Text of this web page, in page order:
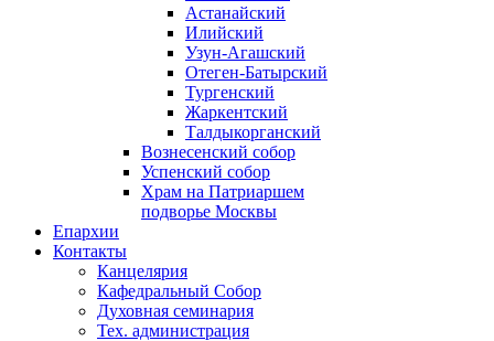
Астанайский
Илийский
Узун-Агашский
Отеген-Батырский
Тургенский
Жаркентский
Талдыкорганский
Вознесенский собор
Успенский собор
Храм на Патриаршем
подворье Москвы
Епархии
Контакты
Канцелярия
Кафедральный Собор
Духовная семинария
Тех. администрация